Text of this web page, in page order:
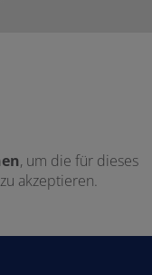
, um die für dieses
akzeptieren.